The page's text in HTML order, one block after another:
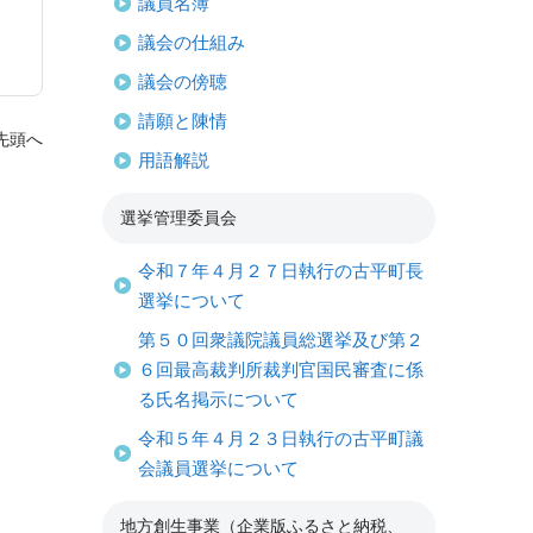
頭へ
議会の仕組み
議会の傍聴
請願と陳情
用語解説
選挙管理委員会
令和７年４月２７日執行の古平町長
選挙について
第５０回衆議院議員総選挙及び第２
６回最高裁判所裁判官国民審査に係
る氏名掲示について
令和５年４月２３日執行の古平町議
会議員選挙について
地方創生事業（企業版ふるさと納税、